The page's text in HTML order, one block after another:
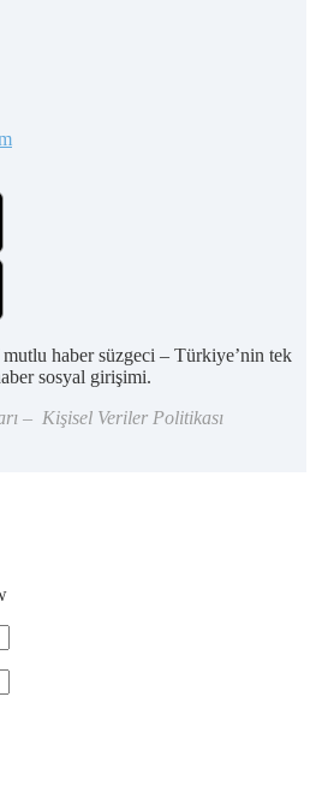
haber süzgeci – Türkiye’nin tek
sosyal girişimi.
– Kişisel Veriler Politikası